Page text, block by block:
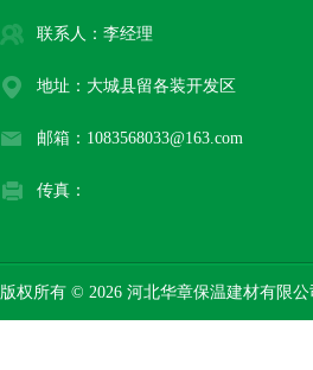
联系人：李经理
地址：大城县留各装开发区
邮箱：1083568033@163.com
传真：
版权所有 © 2026 河北华章保温建材有限